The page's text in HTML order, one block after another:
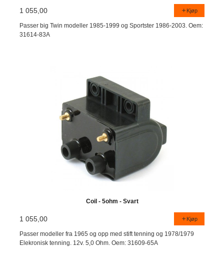
1 055,00 Kjøp
Passer big Twin modeller 1985-1999 og Sportster 1986-2003. Oem:
31614-83A
Coil - 5ohm - Svart
1 055,00 Kjøp
Passer modeller fra 1965 og opp med stift tenning og 1978/1979
Elekronisk tenning. 12v. 5,0 Ohm. Oem: 31609-65A